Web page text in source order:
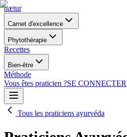
nætur
Carnet d'excellence
Phytothérapie
Recettes
Bien-être
Méthode
Vous êtes praticien ?SE CONNECTER
Tous les praticiens ayurvéda